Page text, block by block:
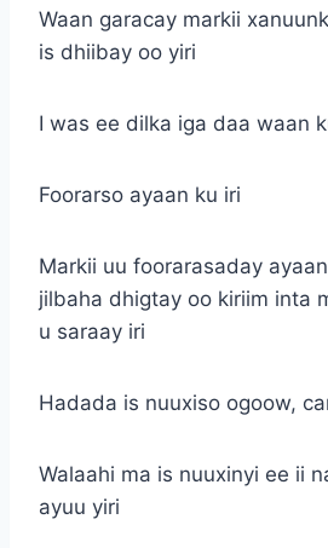
Waan garacay markii
is dhiibay oo yiri
I was ee dilka iga daa waan
Foorarso ayaan ku iri
Markii uu foorarasaday
jilbaha dhigtay oo kiriim inta
u saraay iri
Hadada is nuuxiso ogoow,
Walaahi ma is nuuxinyi ee ii
ayuu yiri